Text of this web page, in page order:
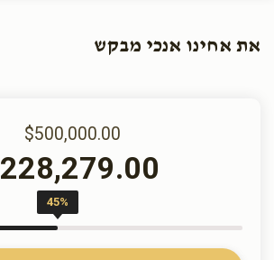
את אחינו אנכי מבקש
$500,000.00
228,279.00
45%